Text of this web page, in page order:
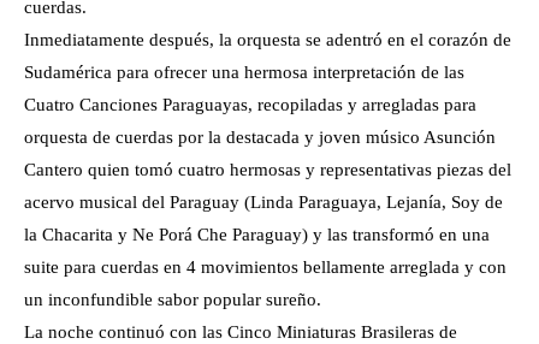
cuerdas.
Inmediatamente después, la orquesta se adentró en el corazón de
Sudamérica para ofrecer una hermosa interpretación de las
Cuatro Canciones Paraguayas, recopiladas y arregladas para
orquesta de cuerdas por la destacada y joven músico Asunción
Cantero quien tomó cuatro hermosas y representativas piezas del
acervo musical del Paraguay (Linda Paraguaya, Lejanía, Soy de
la Chacarita y Ne Porá Che Paraguay) y las transformó en una
suite para cuerdas en 4 movimientos bellamente arreglada y con
un inconfundible sabor popular sureño.
La noche continuó con las Cinco Miniaturas Brasileras de